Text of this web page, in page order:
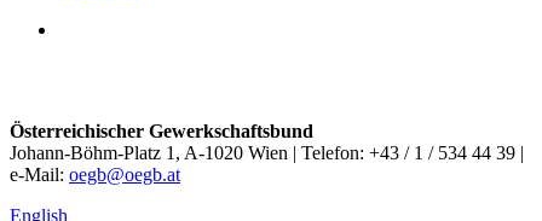
Österreichischer Gewerkschaftsbund
Johann-Böhm-Platz 1, A-1020 Wien | Telefon: +43 / 1 / 534 44 39 |
e-Mail: oegb@oegb.at
English